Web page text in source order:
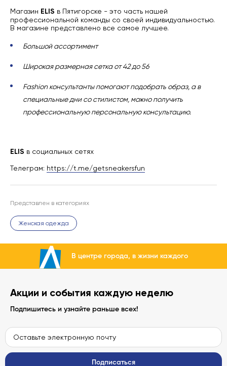
Магазин ELIS в Пятигорске - это часть нашей
профессиональной команды со своей индивидуальностью.
В магазине представлено все самое лучшее.
Большой ассортимент
Широкая размерная сетка от 42 до 56
Fashion консультанты помогают подобрать образ, а в
специальные дни со стилистом, можно получить
профессиональную персональную консультацию.
ELIS в социальных сетях
Телеграм: https://t.me/getsneakersfun
Представлен в категориях
Женская одежда
В центре города, в жизни каждого
Акции и события каждую неделю
Подпишитесь и узнайте раньше всех!
Подписаться